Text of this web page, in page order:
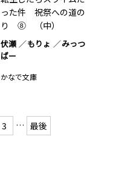
った件 祝祭への道の
り ⑧ （中）
伏瀬 もりょ
みっつ
ばー
かなで文庫
3 … 最後